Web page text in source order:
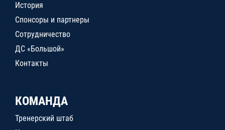
История
Спонсоры и партнеры
Сотрудничество
ДС «Большой»
Контакты
КОМАНДА
Тренерский штаб